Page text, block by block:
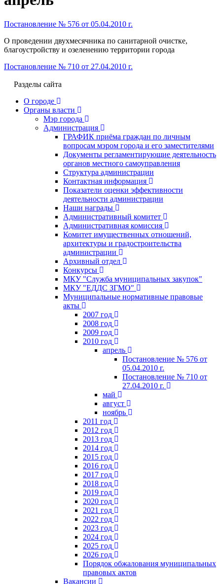
Постановление № 576 от 05.04.2010 г.
О проведении двухмесячника по санитарной очистке,
благоустройству и озеленению территории города
Постановление № 710 от 27.04.2010 г.
Разделы сайта
О городе
Органы власти
Мэр города
Администрация
ГРАФИК приёма граждан по личным
вопросам мэром города и его заместителями
Документы регламентирующие деятельность
органов местного самоуправления
Структура администрации
Контактная информация
Показатели оценки эффективности
деятельности администрации
Наши награды
Административный комитет
Административная комиссия
Комитет имущественных отношений,
архитектуры и градостроительства
администрации
Архивный отдел
Конкурсы
МКУ "Служба муниципальных закупок"
МКУ "ЕДДС ЗГМО"
Муниципальные нормативные правовые
акты
2007 год
2008 год
2009 год
2010 год
апрель
Постановление № 576 от
05.04.2010 г.
Постановление № 710 от
27.04.2010 г.
май
август
ноябрь
2011 год
2012 год
2013 год
2014 год
2015 год
2016 год
2017 год
2018 год
2019 год
2020 год
2021 год
2022 год
2023 год
2024 год
2025 год
2026 год
Порядок обжалования муниципальных
правовых актов
Вакансии